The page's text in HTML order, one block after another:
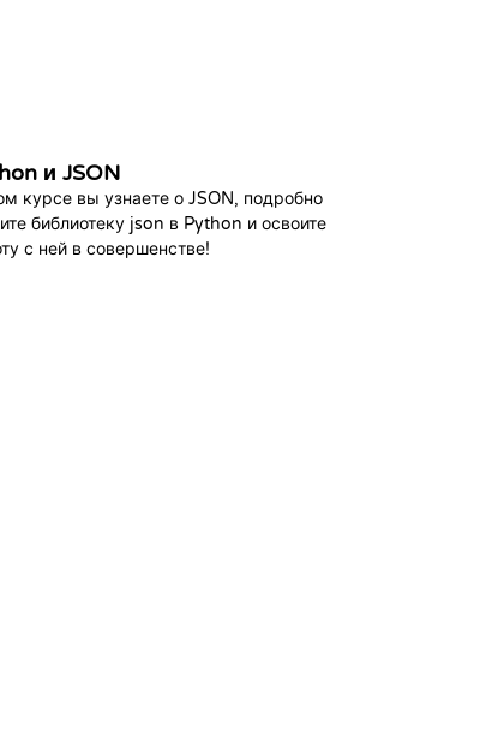
и JSON
курсе вы узнаете о JSON, подробно
библиотеку json в Python и освоите
с ней в совершенстве!